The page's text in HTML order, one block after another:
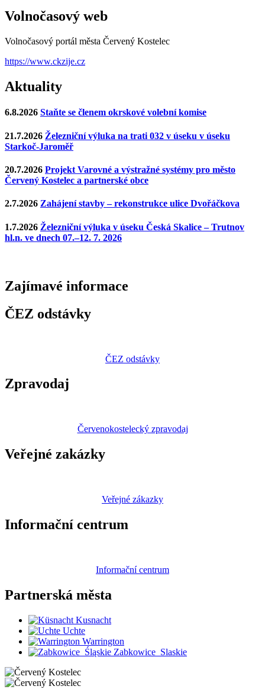
Volnočasový web
Volnočasový portál města Červený Kostelec
https://www.ckzije.cz
Aktuality
6.8.2026 Staňte se členem okrskové volební komise
21.7.2026 Železniční výluka na trati 032 v úseku v úseku
Starkoč-Jaroměř
20.7.2026 Projekt Varovné a výstražné systémy pro město
Červený Kostelec a partnerské obce
2.7.2026 Zahájení stavby – rekonstrukce ulice Dvořáčkova
1.7.2026 Železniční výluka v úseku Česká Skalice – Trutnov
hl.n. ve dnech 07.–12. 7. 2026
Zajímavé informace
ČEZ odstávky
ČEZ odstávky
Zpravodaj
Červenokostelecký zpravodaj
Veřejné zakázky
Veřejné zákazky
Informační centrum
Informační centrum
Partnerská města
Kusnacht
Uchte
Warrington
Zabkowice_Slaskie